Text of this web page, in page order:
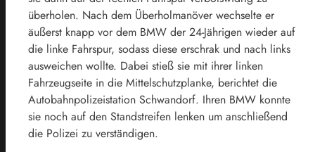
überholen. Nach dem Überholmanöver wechselte er
äußerst knapp vor dem BMW der 24-Jährigen wieder auf
die linke Fahrspur, sodass diese erschrak und nach links
ausweichen wollte. Dabei stieß sie mit ihrer linken
Fahrzeugseite in die Mittelschutzplanke, berichtet die
Autobahnpolizeistation Schwandorf. Ihren BMW konnte
sie noch auf den Standstreifen lenken um anschließend
die Polizei zu verständigen.